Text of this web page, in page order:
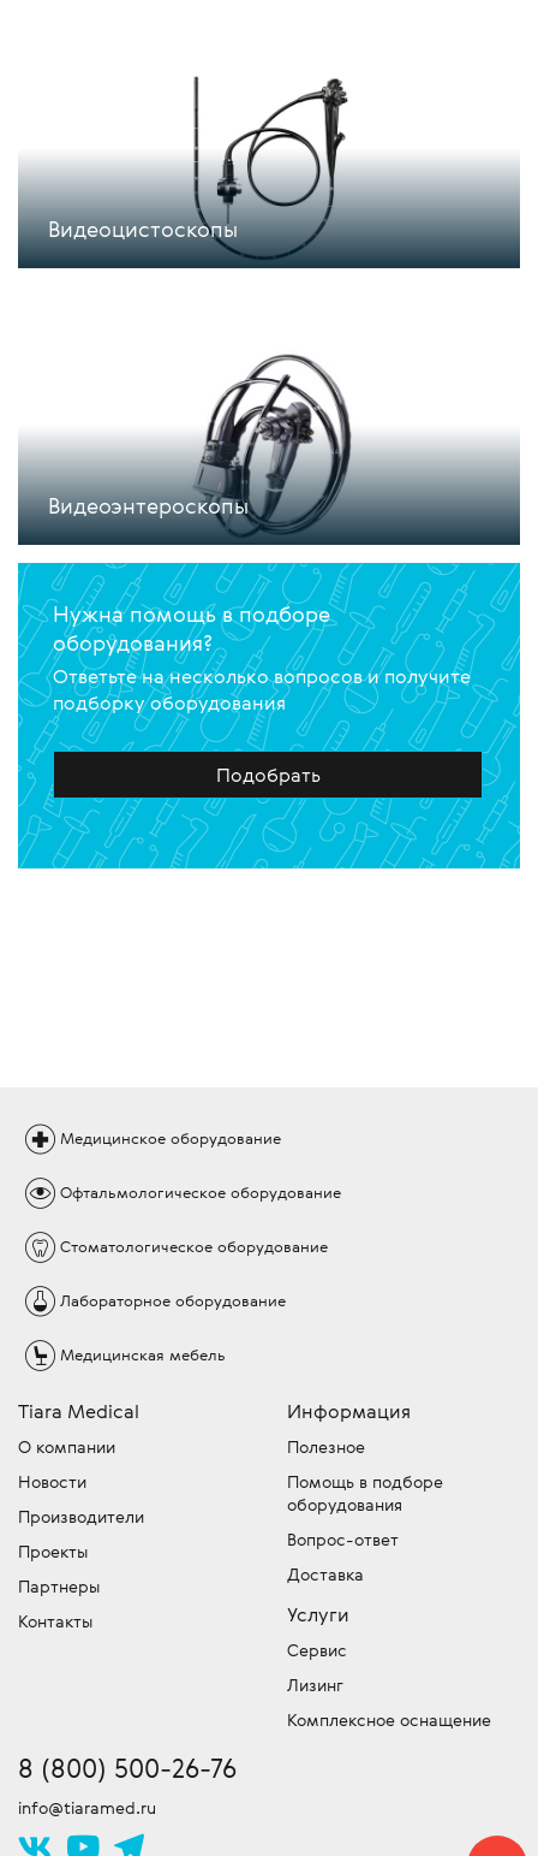
Видеоцистоскопы
Видеоэнтероскопы
Нужна помощь в подборе
оборудования?
Ответьте на несколько вопросов и получите
подборку оборудования
Подобрать
Медицинское оборудование
Офтальмологическое оборудование
Стоматологическое оборудование
Лабораторное оборудование
Медицинская мебель
Tiara Medical
О компании
Новости
Производители
Проекты
Партнеры
Контакты
Информация
Полезное
Помощь в подборе
оборудования
Вопрос-ответ
Доставка
Услуги
Сервис
Лизинг
Комплексное оснащение
8 (800) 500-26-76
info@tiaramed.ru